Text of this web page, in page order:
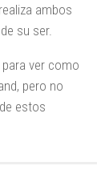
ambos
su ser.
ver como
pero no
estos